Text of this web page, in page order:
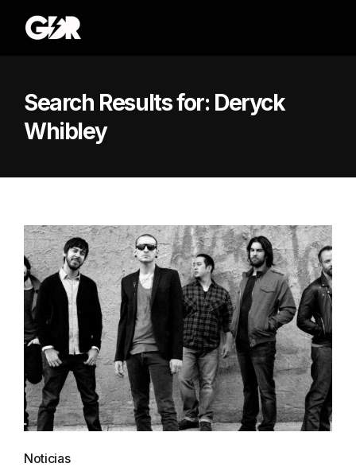
Search Results for: Deryck
Whibley
Noticias